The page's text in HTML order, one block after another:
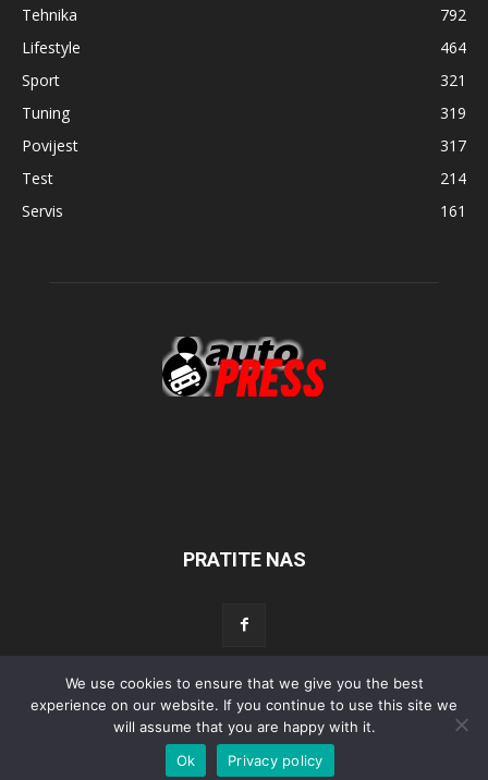
Tehnika
792
Lifestyle
464
Sport
321
Tuning
319
Povijest
317
Test
214
Servis
161
PRATITE NAS
Početna Aktualno Test Tehnika Servis Tuning
Sport
Lifestyle
Povijest
© Autopress - Sva prava pridržana.
We use cookies to ensure that we give you the best
experience on our website. If you continue to use this site we
will assume that you are happy with it.
Ok
Privacy policy